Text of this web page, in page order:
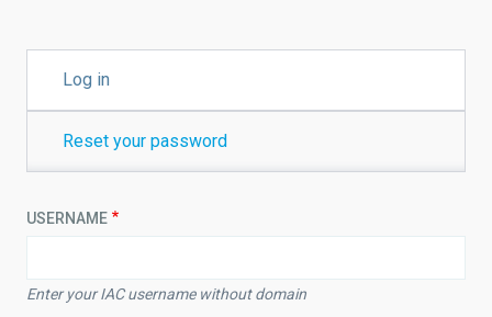
TABSLog in
Reset your password
USERNAME
Enter your IAC username without domain